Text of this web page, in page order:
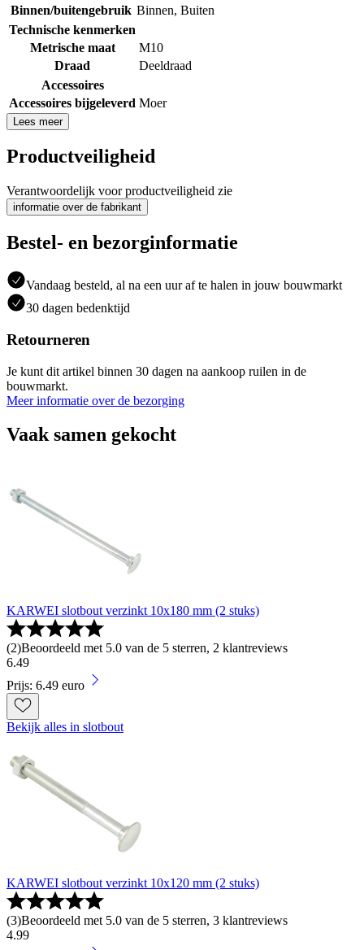
Binnen/buitengebruik Binnen, Buiten
Technische kenmerken
Metrische maat
M10
Draad
Deeldraad
Accessoires
Accessoires bijgeleverd Moer
Lees meer
Productveiligheid
Verantwoordelijk voor productveiligheid zie
informatie over de fabrikant
Bestel- en bezorginformatie
Vandaag besteld, al na een uur af te halen in jouw bouwmarkt
30 dagen bedenktijd
Retourneren
Je kunt dit artikel binnen 30 dagen na aankoop ruilen in de
bouwmarkt.
Meer informatie over de bezorging
Vaak samen gekocht
KARWEI slotbout verzinkt 10x180 mm (2 stuks)
(2)Beoordeeld met 5.0 van de 5 sterren, 2 klantreviews
6.49
Prijs: 6.49 euro
Bekijk alles in slotbout
KARWEI slotbout verzinkt 10x120 mm (2 stuks)
(3)Beoordeeld met 5.0 van de 5 sterren, 3 klantreviews
4.99